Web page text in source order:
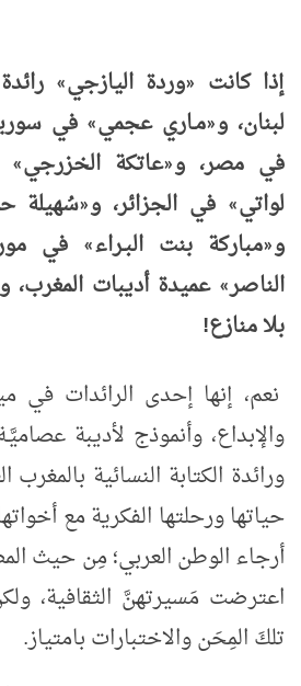
إذا كانت «وردة اليازجي»
لبنان، و«مـاري عجمي» في
في مصر، و«عاتكة الخزرجي»
لواتي» في الجزائر، و«سُهيلة
و«مباركة بنت البـراء» في
الناصر» عميدة أديبات المغرب،
بلا منازع!
نعم، إنها إحدى الرائدات في
والإبداع، وأنموذج لأديبة
ورائدة الكتابة النسائية
حياتها ورحلتها الفكرية مع
أرجاء الوطن العربي؛ مِن حيث
اعترضت مَسيرتهنَّ الثقافية،
تلكَ المِحَن والاختبارات بامتياز.